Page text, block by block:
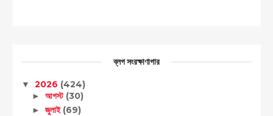
ব্লগ সংরক্ষাণাগার
▼ 2026 (424)
► আগস্ট (30)
► জুলাই (69)